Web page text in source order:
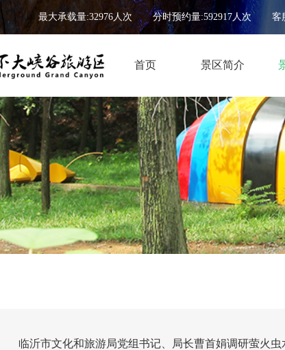
最大承载量:32976人次 分时预约量:592917人次 客
首页 景区简介
临沂市文化和旅游局党组书记、局长曹首娟调研萤火